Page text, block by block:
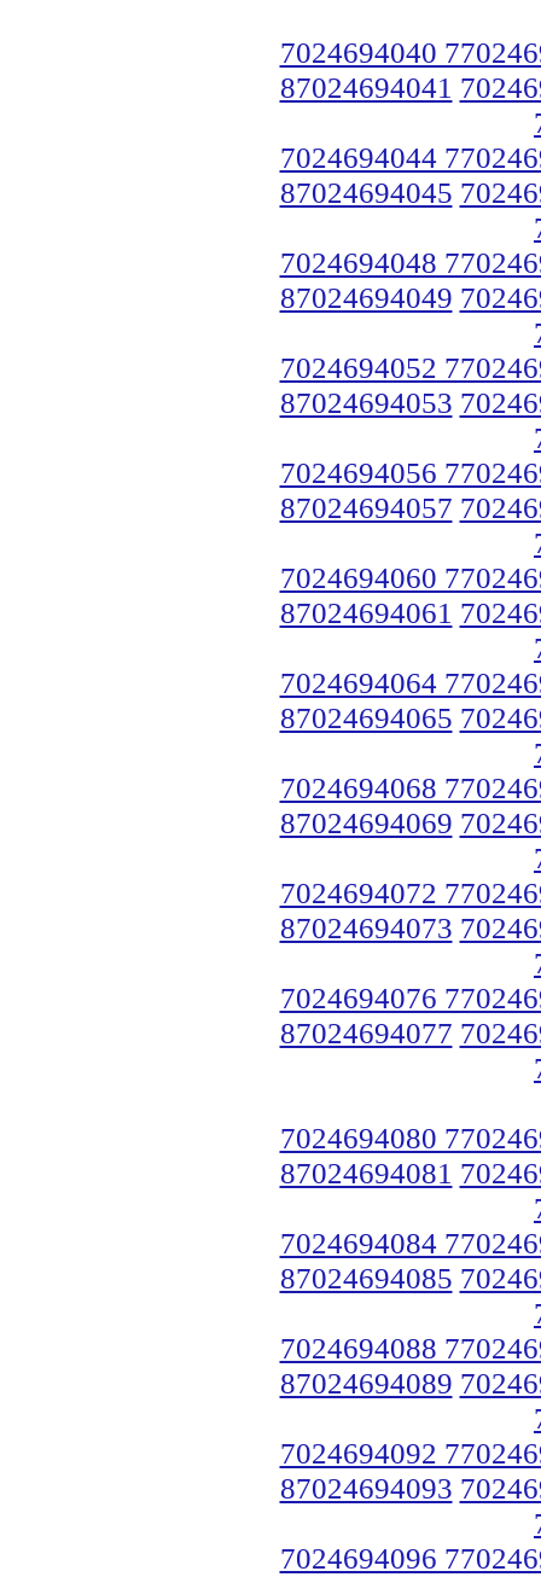
7024694040
87024694041
7024694044
87024694045
7024694048
87024694049
7024694052
87024694053
7024694056
87024694057
7024694060
87024694061
7024694064
87024694065
7024694068
87024694069
7024694072
87024694073
7024694076
87024694077
7024694080
87024694081
7024694084
87024694085
7024694088
87024694089
7024694092
87024694093
7024694096